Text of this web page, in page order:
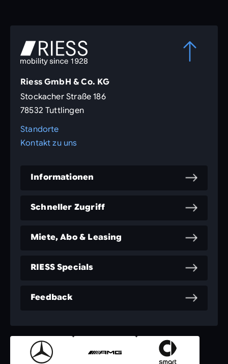
Riess GmbH & Co. KG
Stockacher Straße 186
78532 Tuttlingen
Standorte
Kontakt zu uns
Informationen
Schneller Zugriff
Miete, Abo & Leasing
RIESS Specials
Feedback